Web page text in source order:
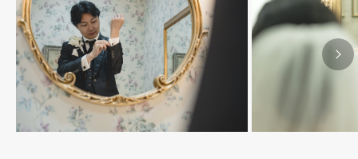
お知らせ
News
よくあるご質問
FAQ
見学予約
Reserve